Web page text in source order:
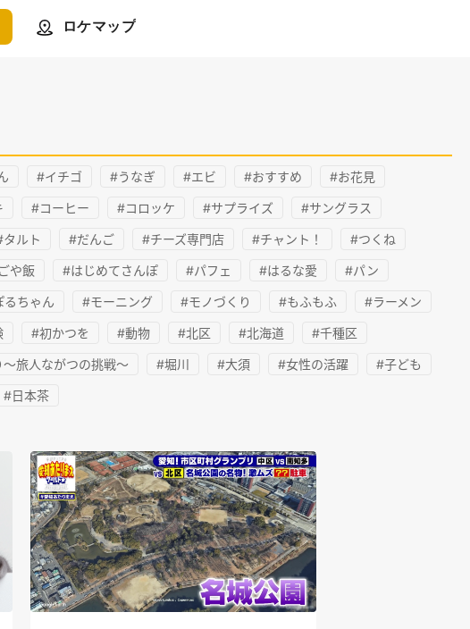
ロケマップ
#イチゴ #うなぎ #エビ #おすすめ #お花見
#コーヒー #コロッケ #サプライズ #サングラス
タルト #だんご #チーズ専門店 #チャント！ #つくね
や飯 #はじめてさんぽ #パフェ #はるな愛 #パン
るちゃん #モーニング #モノづくり #もふもふ #ラーメン
#初かつを #動物 #北区 #北海道 #千種区
旅人ながつの挑戦～ #堀川 #大須 #女性の活躍 #子ども
#日本茶